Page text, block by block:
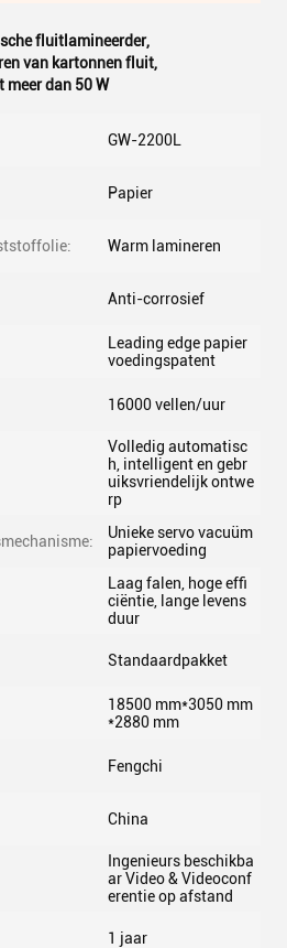
fluitlamineerder,
van kartonnen fluit,
meer dan 50 W
GW-2200L
Papier
Warm lamineren
Anti-corrosief
Leading edge papier
voedingspatent
16000 vellen/uur
Volledig automatisc
h, intelligent en gebr
uiksvriendelijk ontwe
rp
Unieke servo vacuüm
papiervoeding
Laag falen, hoge effi
ciëntie, lange levens
duur
Standaardpakket
18500 mm*3050 mm
*2880 mm
Fengchi
China
Ingenieurs beschikba
ar Video & Videoconf
erentie op afstand
1 jaar